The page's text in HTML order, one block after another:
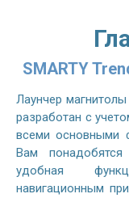
SMARTY
Лаунчер
разработан с
всеми основными
Вам
удобная
навигационным